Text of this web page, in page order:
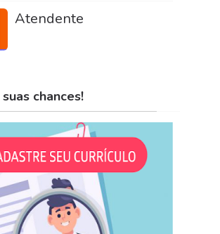
Atendente
chances!